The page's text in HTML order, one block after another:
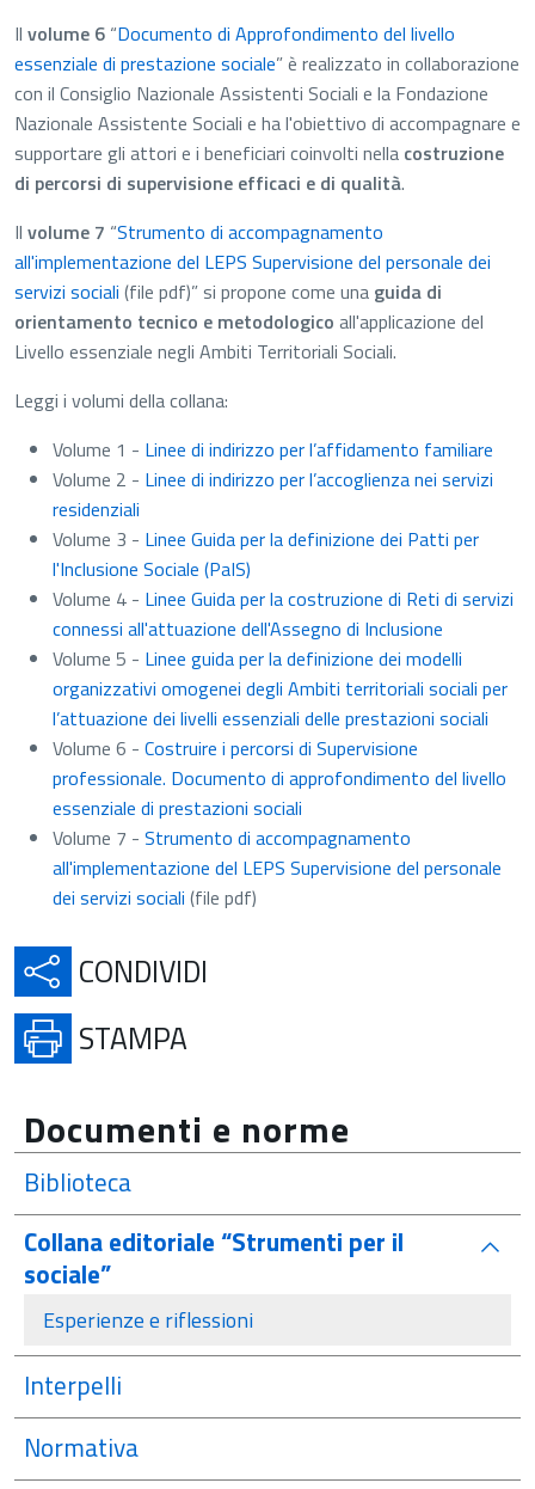
Il volume 6 “Documento di Approfondimento del livello
essenziale di prestazione sociale” è realizzato in collaborazione
con il Consiglio Nazionale Assistenti Sociali e la Fondazione
Nazionale Assistente Sociali e ha l'obiettivo di accompagnare e
supportare gli attori e i beneficiari coinvolti nella costruzione
di percorsi di supervisione efficaci e di qualità.
Il volume 7 “Strumento di accompagnamento
all'implementazione del LEPS Supervisione del personale dei
servizi sociali (file pdf)” si propone come una guida di
orientamento tecnico e metodologico all'applicazione del
Livello essenziale negli Ambiti Territoriali Sociali.
Leggi i volumi della collana:
Volume 1 - Linee di indirizzo per l’affidamento familiare
Volume 2 - Linee di indirizzo per l’accoglienza nei servizi
residenziali
Volume 3 - Linee Guida per la definizione dei Patti per
l'Inclusione Sociale (PaIS)
Volume 4 - Linee Guida per la costruzione di Reti di servizi
connessi all'attuazione dell'Assegno di Inclusione
Volume 5 - Linee guida per la definizione dei modelli
organizzativi omogenei degli Ambiti territoriali sociali per
l’attuazione dei livelli essenziali delle prestazioni sociali
Volume 6 - Costruire i percorsi di Supervisione
professionale. Documento di approfondimento del livello
essenziale di prestazioni sociali
Volume 7 - Strumento di accompagnamento
all'implementazione del LEPS Supervisione del personale
dei servizi sociali (file pdf)
CONDIVIDI
STAMPA
Documenti e norme
Biblioteca
Collana editoriale “Strumenti per il
sociale”
Esperienze e riflessioni
Interpelli
Normativa